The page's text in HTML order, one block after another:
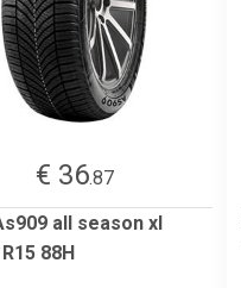
€ 36.87
all season xl
88H